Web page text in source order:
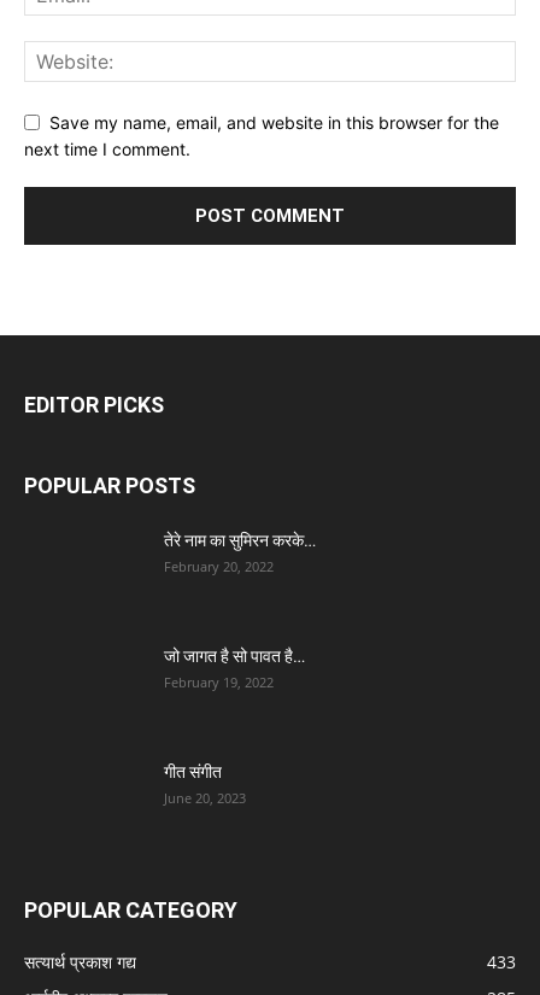
Save my name, email, and website in this browser for the
next time I comment.
EDITOR PICKS
POPULAR POSTS
तेरे नाम का सुमिरन करके…
February 20, 2022
जो जागत है सो पावत है…
February 19, 2022
गीत संगीत
June 20, 2023
POPULAR CATEGORY
सत्यार्थ प्रकाश गद्य
433